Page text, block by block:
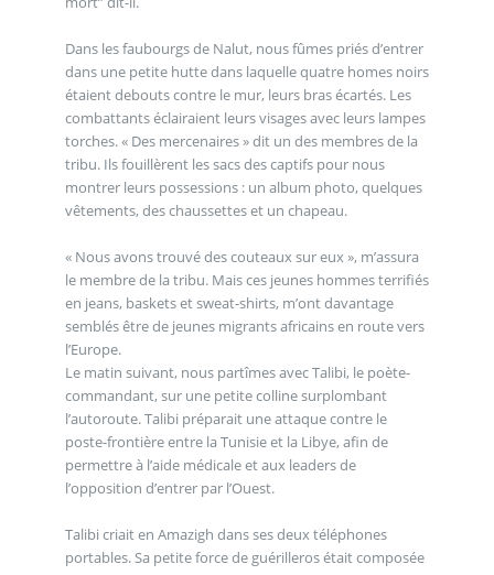
Dans les faubourgs de Nalut, nous fûmes priés d’entrer
dans une petite hutte dans laquelle quatre homes noirs
étaient debouts contre le mur, leurs bras écartés. Les
combattants éclairaient leurs visages avec leurs lampes
torches. « Des mercenaires » dit un des membres de la
tribu. Ils fouillèrent les sacs des captifs pour nous
montrer leurs possessions : un album photo, quelques
vêtements, des chaussettes et un chapeau.
« Nous avons trouvé des couteaux sur eux », m’assura
le membre de la tribu. Mais ces jeunes hommes terrifiés
en jeans, baskets et sweat-shirts, m’ont davantage
semblés être de jeunes migrants africains en route vers
l’Europe.
Le matin suivant, nous partîmes avec Talibi, le poète-
commandant, sur une petite colline surplombant
l’autoroute. Talibi préparait une attaque contre le
poste-frontière entre la Tunisie et la Libye, afin de
permettre à l’aide médicale et aux leaders de
l’opposition d’entrer par l’Ouest.
Talibi criait en Amazigh dans ses deux téléphones
portables. Sa petite force de guérilleros était composée